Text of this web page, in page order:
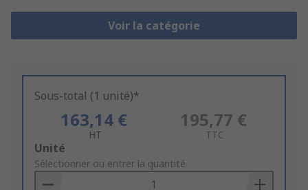
Voir la catégorie
Sous-total (1 unité)*
163,14 €
HT
195,77 €
TTC
Add
to
Basket
Unité
Sélectionner ou entrer la quantité